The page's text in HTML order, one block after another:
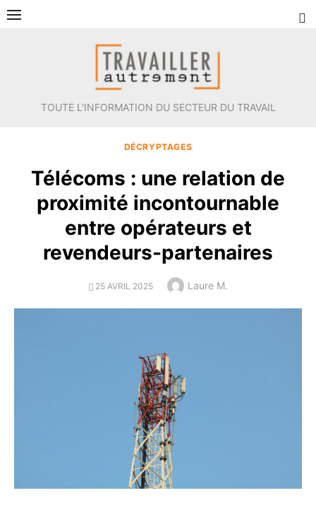
Aller
TOUTE L'INFORMATION DU SECTEUR DU TRAVAIL
DÉCRYPTAGES
Télécoms : une relation de
proximité incontournable
entre opérateurs et
revendeurs-partenaires
POSTED
25 AVRIL 2025 Author
Laure M.